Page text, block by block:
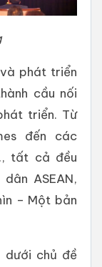
phát triển
cầu nối
triển. Từ
đến các
tất cả đều
ASEAN,
– Một bản
dưới chủ đề